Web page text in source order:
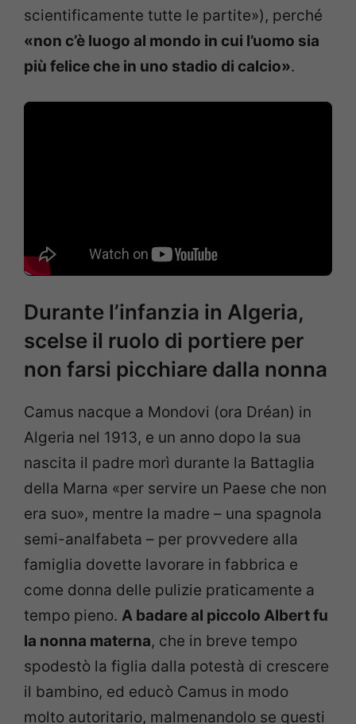
scientificamente tutte le partite»), perché
«non c’è luogo al mondo in cui l’uomo sia
più felice che in uno stadio di calcio».
Durante l’infanzia in Algeria,
scelse il ruolo di portiere per
non farsi picchiare dalla nonna
Camus nacque a Mondovi (ora Dréan) in
Algeria nel 1913, e un anno dopo la sua
nascita il padre morì durante la Battaglia
della Marna «per servire un Paese che non
era suo», mentre la madre – una spagnola
semi-analfabeta – per provvedere alla
famiglia dovette lavorare in fabbrica e
come donna delle pulizie praticamente a
tempo pieno. A badare al piccolo Albert fu
la nonna materna, che in breve tempo
spodestò la figlia dalla potestà di crescere
il bambino, ed educò Camus in modo
molto autoritario, malmenandolo se questi